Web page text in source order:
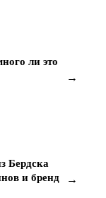
ли это
→
Бердска
и бренд
→